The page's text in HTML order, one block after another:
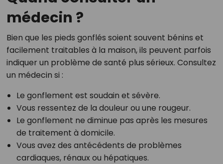
médecin ?
Bien que les pieds gonflés soient souvent bénins et
facilement traitables à la maison, ils peuvent parfois
indiquer un problème de santé plus sérieux. Consultez
un médecin si :
Le gonflement est soudain et sévère.
Vous ressentez de la douleur ou une rougeur.
Le gonflement ne diminue pas après les mesures
de traitement à domicile.
Vous avez des antécédents de problèmes
cardiaques, rénaux ou hépatiques.